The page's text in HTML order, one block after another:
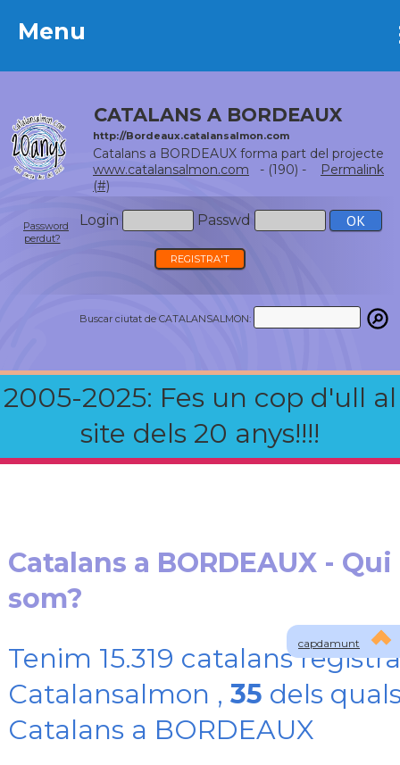
Menu
CATALANS A BORDEAUX
http://Bordeaux.catalansalmon.com
Catalans a BORDEAUX forma part del projecte
www.catalansalmon.com - (190) -
Permalink
(#)
Login Passwd
Password
perdut?
REGISTRA'T
Buscar ciutat de CATALANSALMON:
2005-2025: Fes un cop d'ull al
site dels 20 anys!!!!
Menu
capdamunt
Catalans a BORDEAUX - Qui
som?
Tenim 15.319 catalans
Catalansalmon , 35 dels
Catalans a BORDEAUX